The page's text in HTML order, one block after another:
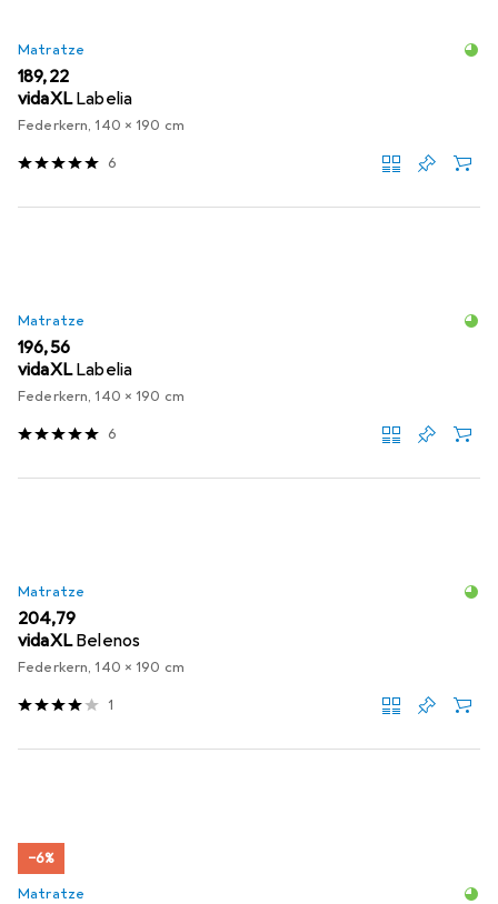
Matratze
EUR
189,22
vidaXL Labelia
Federkern, 140 x 190 cm
6
Matratze
EUR
196,56
vidaXL Labelia
Federkern, 140 x 190 cm
6
Matratze
EUR
204,79
vidaXL Belenos
Federkern, 140 x 190 cm
1
−6%
Matratze